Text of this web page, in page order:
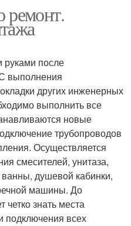
ремонт.
руками после
выполнения
других инженерных
выполнить все
новые
трубопроводов
Осуществляется
смесителей, унитаза,
душевой кабинки,
машины. До
знать места
подключения всех